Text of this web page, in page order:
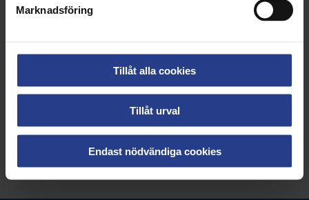
Marknadsföring
Tillåt alla cookies
Tillåt urval
Endast nödvändiga cookies
processens gång så kan vi stötta dig.
Uppdaterad:22 dec 2022
Dela sidan: